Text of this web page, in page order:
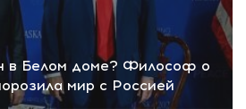
в Белом доме? Философ о
мир с Россией